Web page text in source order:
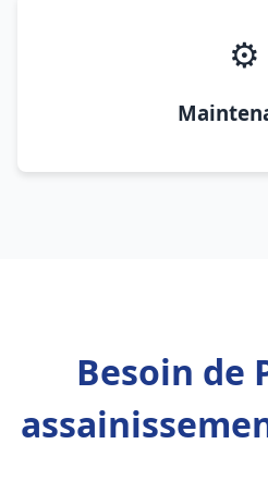
⚙️
Besoin de